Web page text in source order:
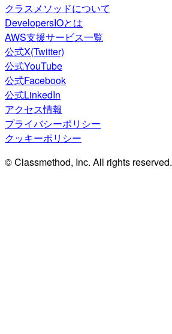
クラスメソッドについて
DevelopersIOとは
AWS支援サービス一覧
公式X(Twitter)
公式YouTube
公式Facebook
公式LinkedIn
アクセス情報
プライバシーポリシー
クッキーポリシー
© Classmethod, Inc. All rights reserved.